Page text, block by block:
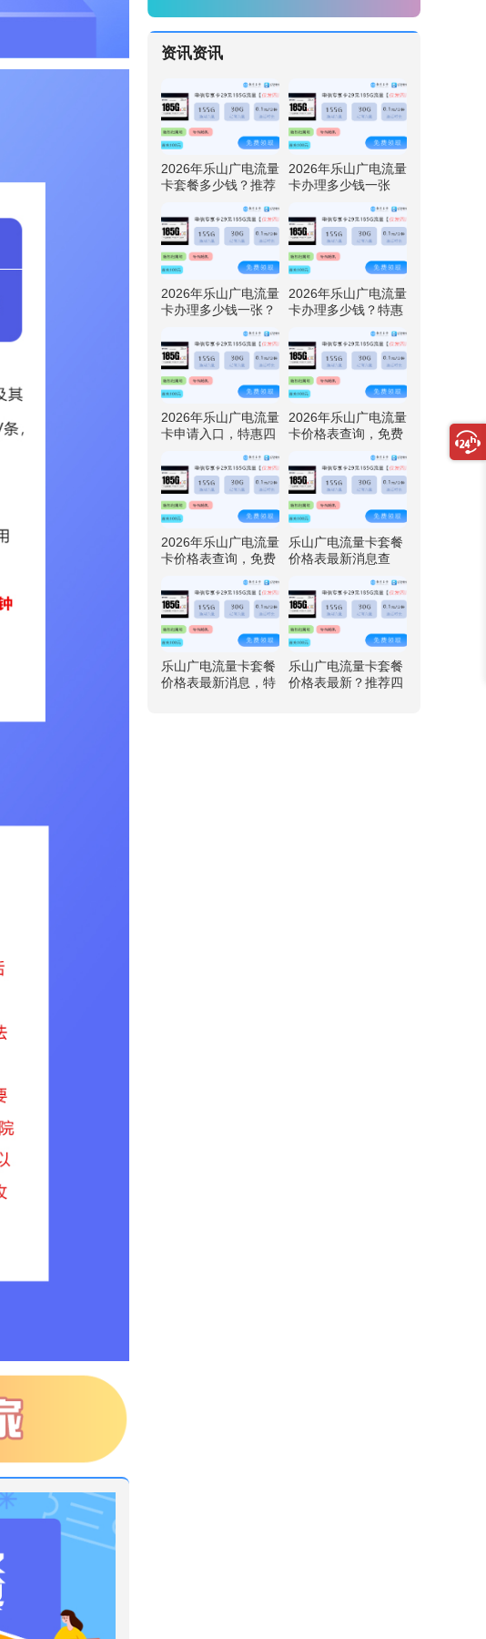
资讯资讯
2026年乐山广电流量
卡套餐多少钱？推荐
G流量
2026年乐山广电流量
卡办理多少钱一张
29元192G流量
2026年乐山广电流量
卡办理多少钱一张？
29元192G流量
2026年乐山广电流量
卡办理多少钱？特惠
G流量
2026年乐山广电流量
卡申请入口，特惠四
流量
2026年乐山广电流量
卡价格表查询，免费
192G流量
2026年乐山广电流量
卡价格表查询，免费
192G流量
乐山广电流量卡套餐
价格表最新消息查
29元192G流量
乐山广电流量卡套餐
价格表最新消息，特
乐山广电流量卡套餐
价格表最新？推荐四